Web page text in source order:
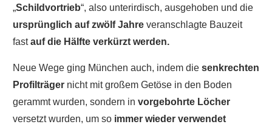
„Schildvortrieb“, also unterirdisch, ausgehoben und die
ursprünglich auf zwölf Jahre veranschlagte Bauzeit
fastauf die Hälfte verkürzt werden.
Neue Wege ging München auch, indem die senkrechten
Profilträger nicht mit großem Getöse in den Boden
gerammt wurden, sondern in vorgebohrte Löcher
versetzt wurden, um so immer wieder verwendet